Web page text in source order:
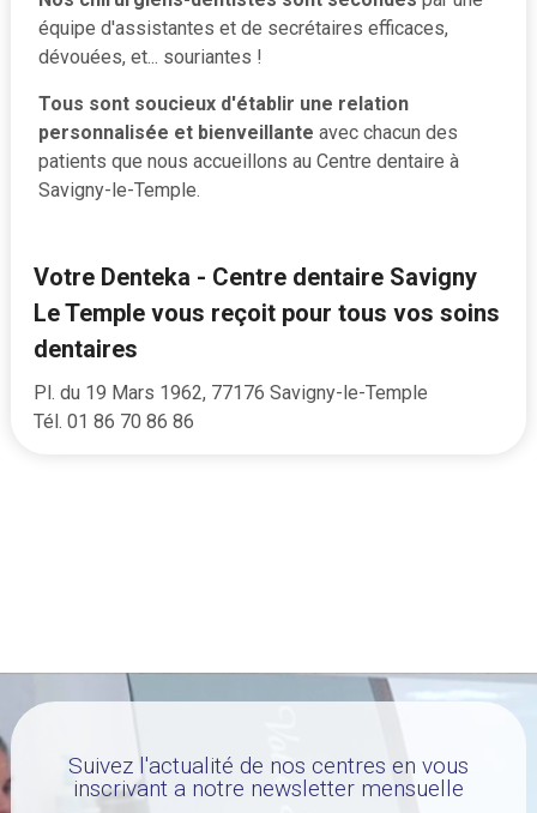
équipe d'assistantes et de secrétaires efficaces,
dévouées, et... souriantes !
Tous sont soucieux d'établir une relation
personnalisée et bienveillante avec chacun des
patients que nous accueillons au Centre dentaire à
Savigny-le-Temple.
Votre Denteka - Centre dentaire Savigny
Le Temple vous reçoit pour tous vos soins
dentaires
Pl. du 19 Mars 1962, 77176 Savigny-le-Temple
Tél. 01 86 70 86 86
Suivez l'actualité de nos centres en vous
inscrivant a notre newsletter mensuelle